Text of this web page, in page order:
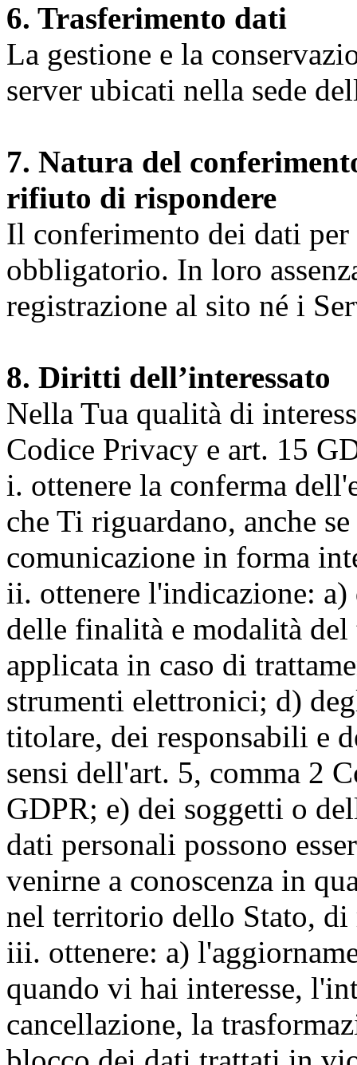
6. Trasferimento dati
La gestione e la
server ubicati nella sede
7. Natura del
rifiuto di rispondere
Il conferimento dei dati
obbligatorio. In loro
registrazione al sito né i
8. Diritti dell’interessato
Nella Tua qualità di
Codice Privacy e art. 15
i. ottenere la conferma
che Ti riguardano, anche
comunicazione in forma
ii. ottenere l'indicazione:
delle finalità e modalità
applicata in caso di
strumenti elettronici; d)
titolare, dei responsabili e
sensi dell'art. 5, comma 2
GDPR; e) dei soggetti o
dati personali possono
venirne a conoscenza in
nel territorio dello Stato,
iii. ottenere: a)
quando vi hai interesse,
cancellazione, la